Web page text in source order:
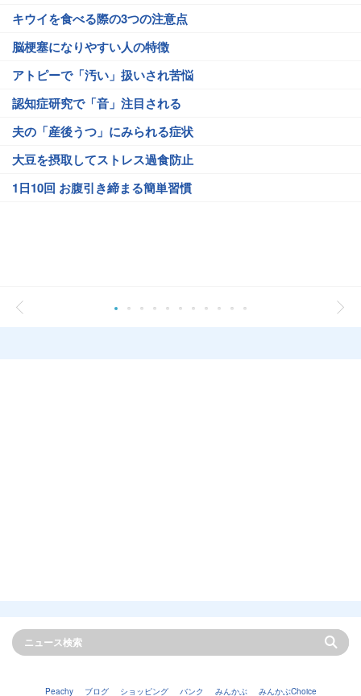
キウイを食べる際の3つの注意点
脳梗塞になりやすい人の特徴
アトピーで「汚い」扱いされ苦悩
認知症研究で「音」注目される
夫の「産後うつ」にみられる症状
大豆を摂取してストレス過食防止
1日10回 お腹引き締まる簡単習慣
Peachy ブログ ショッピング バンク みんかぶ みんかぶChoice